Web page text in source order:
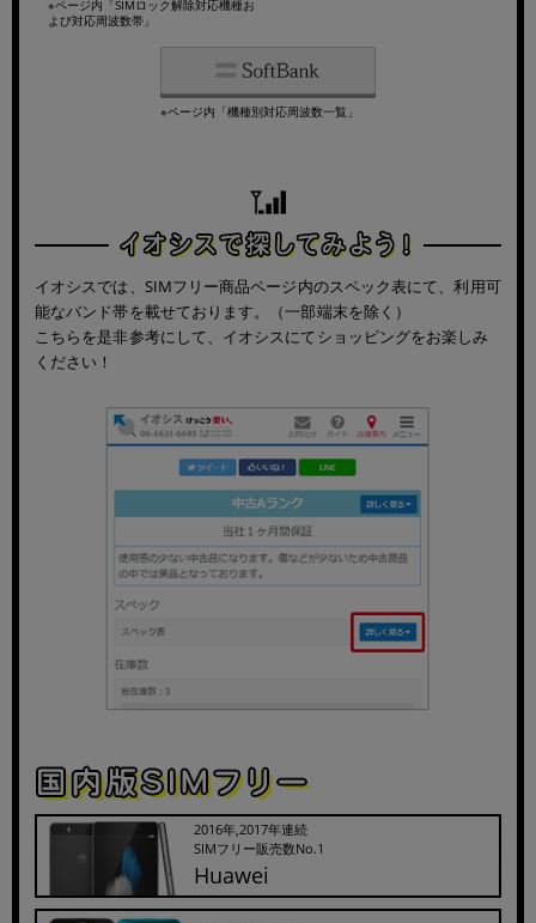
※ページ内「SIMロック解除対応機種お
よび対応周波数帯」
※ページ内「機種別対応周波数一覧」
イオシスでは、SIMフリー商品ページ内のスペック表にて、利用可
能なバンド帯を載せております。（一部端末を除く）
こちらを是非参考にして、イオシスにてショッピングをお楽しみ
ください！
2016年,2017年連続
SIMフリー販売数No.1
Huawei